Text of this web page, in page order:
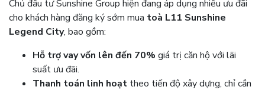
Chủ đầu tư Sunshine Group hiện đang áp dụng nhiều ưu đãi
cho khách hàng đăng ký sớm mua toà L11 Sunshine
Legend City, bao gồm:
Hỗ trợ vay vốn lên đến 70% giá trị căn hộ với lãi
suất ưu đãi.
Thanh toán linh hoạt theo tiến độ xây dựng, chỉ cần